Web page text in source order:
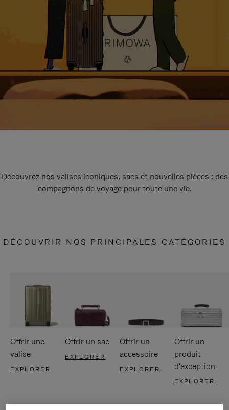
Découvrez nos valises iconiques, sacs et nouvelles pièces : des
compagnons de voyage pour toute une vie.
DÉCOUVRIR NOS PRINCIPALES CATÉGORIES
Offrir une
valise
EXPLORER
Offrir un sac
EXPLORER
Offrir un
accessoire
EXPLORER
Offrir un
produit
d'exception
EXPLORER